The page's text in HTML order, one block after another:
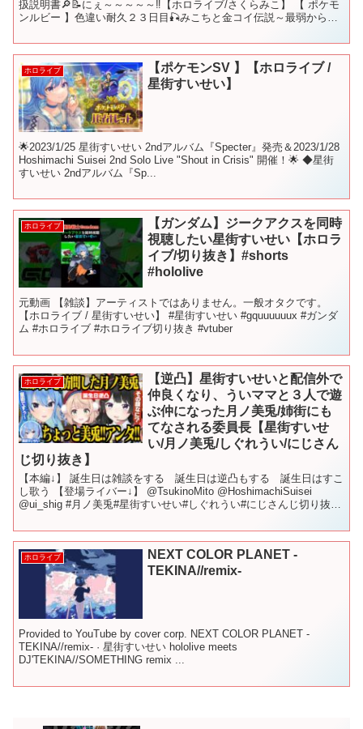
扱説明書🔎📝にぇ～～～～～‼【ホロライブ/さくらみこ】 【 ポケモ
ンルビー 】色違い耐久２３日目🎣みこちと金コイ伝説～最弱からみ
ホロライブ
【ポケモンSV 】【ホロライブ /
星街すいせい】
🌟2023/1/25 星街すいせい 2ndアルバム『Specter』発売＆2023/1/28
Hoshimachi Suisei 2nd Solo Live "Shout in Crisis" 開催！🌟 ◆星街
すいせい 2ndアルバム『Sp...
ホロライブ
【ガンダム】ジークアクスを同時
視聴したい星街すいせい【ホロラ
イブ/切り抜き】#shorts
#hololive
元動画 【雑談】アーティストではありません。一般オタクです。
【ホロライブ / 星街すいせい】 #星街すいせい #gquuuuuux #ガンダ
ム #ホロライブ #ホロライブ切り抜き #vtuber
ホロライブ
【逆凸】星街すいせいと配信外で
仲良くなり、ういママと３人で遊
ぶ仲になった月ノ美兎/姉街にも
てなされる委員長【星街すいせ
い/月ノ美兎/しぐれうい/にじさん
じ切り抜き】
【本編↓】 誕生日は雑談をする 誕生日は逆凸もする 誕生日はすこ
し歌う 【登場ライバー↓】 @TsukinoMito @HoshimachiSuisei
@ui_shig #月ノ美兎#星街すいせい#しぐれうい#にじさんじ切り抜き
ホロライブ
NEXT COLOR PLANET -
TEKINA//remix-
Provided to YouTube by cover corp. NEXT COLOR PLANET -
TEKINA//remix- · 星街すいせい hololive meets
DJ'TEKINA//SOMETHING remix ...